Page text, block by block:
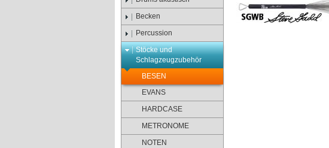
Becken
Percussion
Stöcke und
Schlagzeugzubehör
BESEN
EVANS
HARDCASE
METRONOME
NOTEN